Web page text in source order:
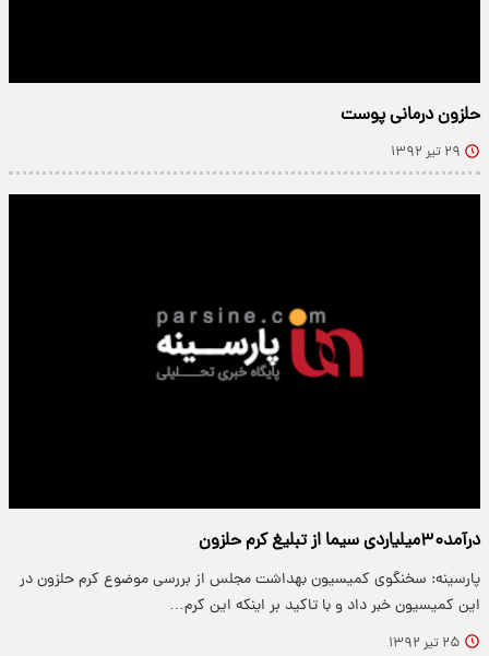
حلزون درمانی پوست
۲۹ تیر ۱۳۹۲
درآمد۳۰میلیاردی‌ سیما از تبلیغ‌ کرم‌ حلزون
پارسینه: سخنگوی کمیسیون بهداشت مجلس از بررسی موضوع کرم حلزون در
این کمیسیون خبر داد و با تاکید بر اینکه این کرم…
۲۵ تیر ۱۳۹۲